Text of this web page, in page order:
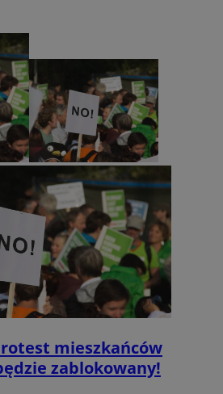
mieszkańców
zablokowany!